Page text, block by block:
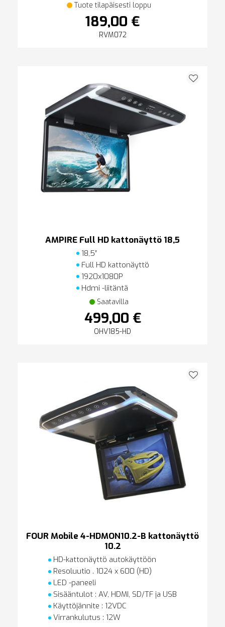
Tuote tilapäisesti loppu
189,00 €
RVM072
AMPIRE Full HD kattonäyttö 18,5
18,5″
Full HD kattonäyttö
1920x1080P
Hdmi -liitäntä
Saatavilla
499,00 €
OHV185-HD
FOUR Mobile 4-HDMON10.2-B kattonäyttö
10.2
HD-kattonäyttö autokäyttöön
Resoluutio . 1024 x 600 (HD)
LED -paneeli
Sisääntulot : AV, HDMI, SD/TF ja USB
Käyttöjännite : 12VDC
Virrankulutus : 12W